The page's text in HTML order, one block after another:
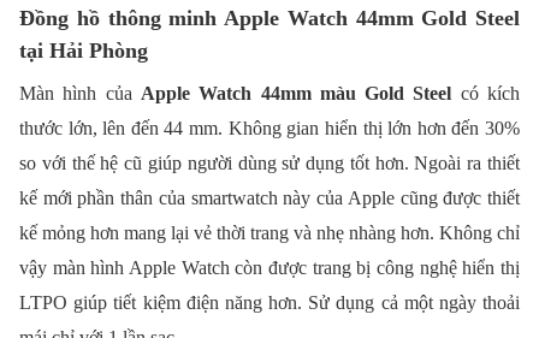
Đồng hồ thông minh Apple Watch 44mm Gold Steel
tại Hải Phòng
Màn hình của Apple Watch 44mm màu Gold Steel có kích
thước lớn, lên đến 44 mm. Không gian hiển thị lớn hơn đến 30%
so với thế hệ cũ giúp người dùng sử dụng tốt hơn. Ngoài ra thiết
kế mới phần thân của smartwatch này của Apple cũng được thiết
kế mỏng hơn mang lại vẻ thời trang và nhẹ nhàng hơn. Không chỉ
vậy màn hình Apple Watch còn được trang bị công nghệ hiển thị
LTPO giúp tiết kiệm điện năng hơn. Sử dụng cả một ngày thoải